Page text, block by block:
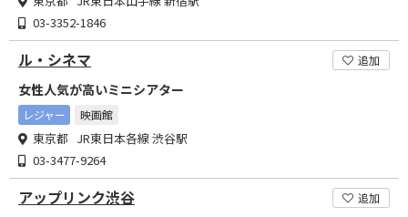
03-3352-1846
ル・シネマ 追加
女性人気が高いミニシアター
レジャー 映画館
東京都 JR東日本各線 渋谷駅
03-3477-9264
アップリンク渋谷 追加